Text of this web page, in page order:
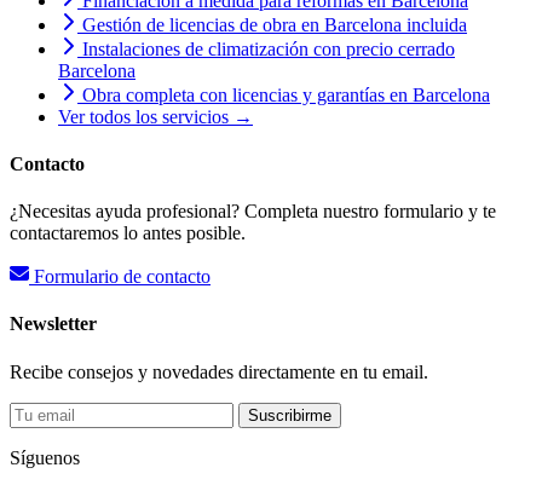
Gestión de licencias de obra en Barcelona incluida
Instalaciones de climatización con precio cerrado
Barcelona
Obra completa con licencias y garantías en Barcelona
Ver todos los servicios →
Contacto
¿Necesitas ayuda profesional? Completa nuestro formulario y te
contactaremos lo antes posible.
Formulario de contacto
Newsletter
Recibe consejos y novedades directamente en tu email.
Suscribirme
Síguenos